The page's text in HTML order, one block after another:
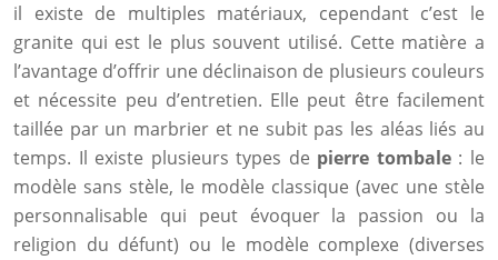
il existe de multiples matériaux, cependant c’est le
granite qui est le plus souvent utilisé. Cette matière a
l’avantage d’offrir une déclinaison de plusieurs couleurs
et nécessite peu d’entretien. Elle peut être facilement
taillée par un marbrier et ne subit pas les aléas liés au
temps. Il existe plusieurs types de pierre tombale: le
modèle sans stèle, le modèle classique (avec une stèle
personnalisable qui peut évoquer la passion ou la
religion du défunt) ou le modèle complexe (diverses